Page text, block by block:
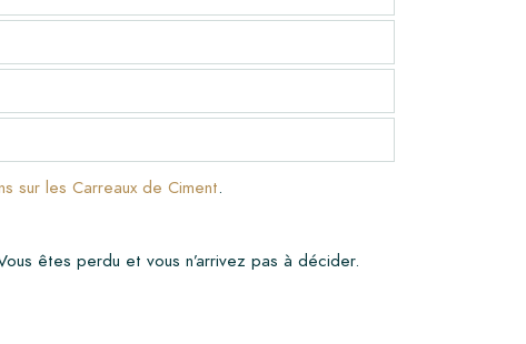
sur les Carreaux de Ciment.
êtes perdu et vous n’arrivez pas à décider.